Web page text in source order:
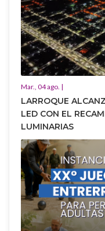
Mar., 04 ago. |
LARROQUE
LED CON EL
LUMINARIAS